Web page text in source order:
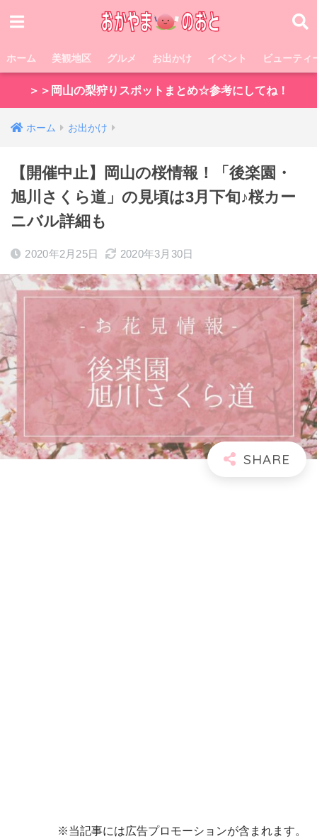
ホーム 美観地区 グルメ お出かけ イベント ビューティ
＞＞岡山の梨狩りスポットまとめ☆参考にしてね！
ホーム お出かけ
【開催中止】岡山の桜情報！「後楽園・
旭川さくら道」の見頃は3月下旬♪桜カー
ニバル詳細も
2020年2月25日 2020年3月30日
※当記事には広告プロモーションが含まれます。